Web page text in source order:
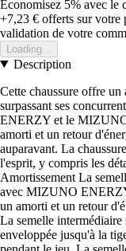
Économisez 5% avec le
+7,23 € offerts sur votre
validation de votre
Loading...
Description
Cette chaussure offre
surpassant ses
ENERZY et le
amorti et un retour
auparavant. La
l'esprit, y compris les
Amortissement La
avec MIZUNO
un amorti et un retour
La semelle
enveloppée jusqu'à la